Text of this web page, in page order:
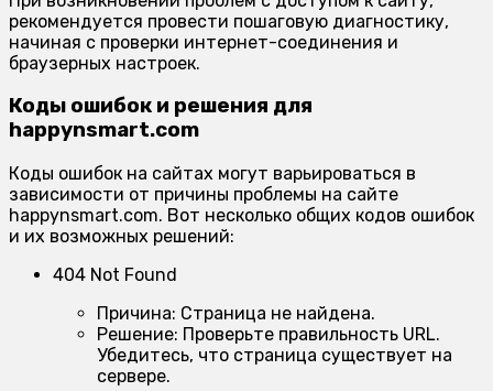
рекомендуется провести пошаговую диагностику,
начиная с проверки интернет-соединения и
браузерных настроек.
Коды ошибок и решения для
happynsmart.com
Коды ошибок на сайтах могут варьироваться в
зависимости от причины проблемы на сайте
happynsmart.com. Вот несколько общих кодов ошибок
и их возможных решений:
404 Not Found
Причина: Страница не найдена.
Решение: Проверьте правильность URL.
Убедитесь, что страница существует на
сервере.